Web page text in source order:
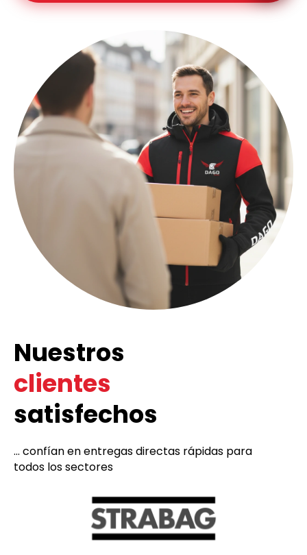
Nuestros
clientes
satisfechos
... confían en entregas directas rápidas para
todos los sectores